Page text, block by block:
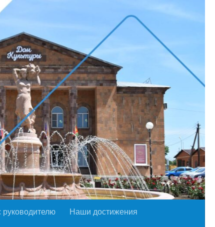
руководителю Наши достижения